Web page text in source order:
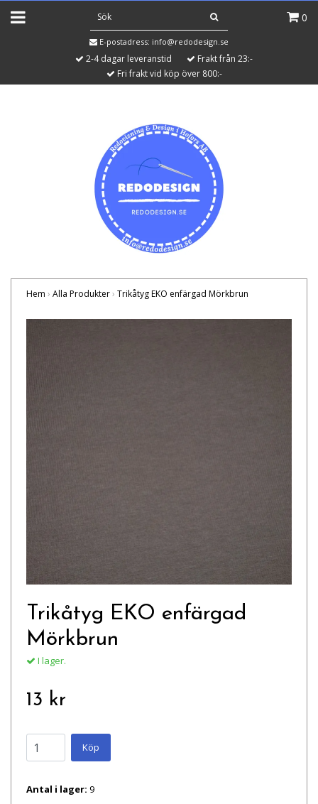
0
E-postadress: info@redodesign.se
2-4 dagar leveranstid
Frakt från 23:-
Fri frakt vid köp över 800:-
Hem › Alla Produkter› Trikåtyg EKO enfärgad Mörkbrun
Trikåtyg EKO enfärgad
Mörkbrun
I lager.
13 kr
Köp
Antal i lager: 9